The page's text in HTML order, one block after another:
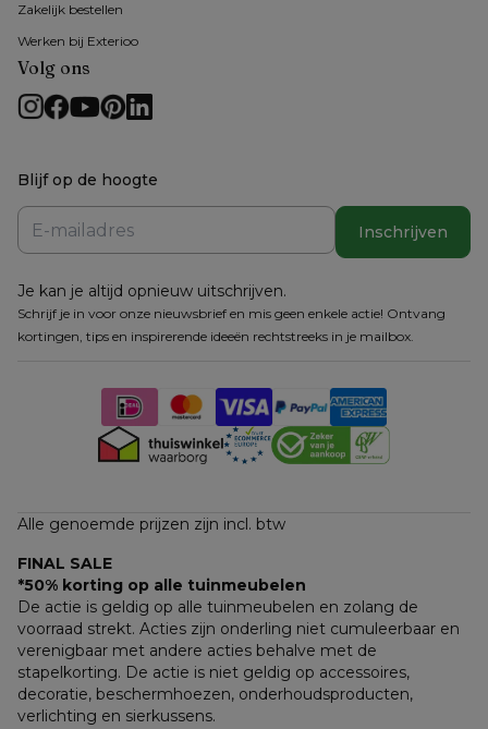
Zakelijk bestellen
Werken bij Exterioo
Volg ons
Blijf op de hoogte
Inschrijven
Je kan je altijd opnieuw uitschrijven.
Schrijf je in voor onze nieuwsbrief en mis geen enkele actie! Ontvang
kortingen, tips en inspirerende ideeën rechtstreeks in je mailbox.
Alle genoemde prijzen zijn incl. btw
FINAL SALE
*50% korting op alle tuinmeubelen
De actie is geldig op alle tuinmeubelen en zolang de
voorraad strekt. Acties zijn onderling niet cumuleerbaar en
verenigbaar met andere acties behalve met de
stapelkorting. De actie is niet geldig op accessoires,
decoratie, beschermhoezen, onderhoudsproducten,
verlichting en sierkussens.